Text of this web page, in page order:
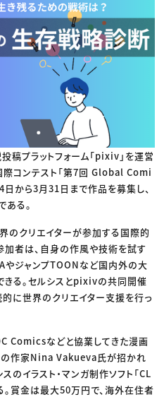
知らせ
×つながる×メディア
稿プラットフォーム「pixiv」を運営
際コンテスト「第7回 Global Comi
から3月31日まで作品を募集し、
ある。
のクリエイターが参加する国際的
加者は、自身の作風や技術を試す
やジャンプTOONなど国内外の大
きる。セルシスとpixivの共同開催
に世界のクリエイター支援を行っ
Comicsなどと協業してきた漫画
作家Nina Vakueva氏が招かれ
のイラスト・マンガ制作ソフト「CL
賞金は最大50万円で、海外在住者